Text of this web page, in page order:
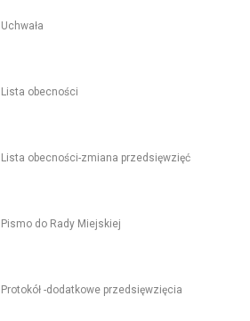
Uchwała
Lista obecności
Lista obecności-zmiana przedsięwzięć
Pismo do Rady Miejskiej
Protokół -dodatkowe przedsięwzięcia